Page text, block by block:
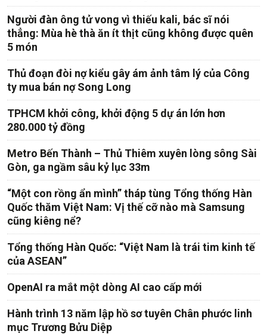
Người đàn ông tử vong vì thiếu kali, bác sĩ nói
thẳng: Mùa hè thà ăn ít thịt cũng không được quên
5 món
Thủ đoạn đòi nợ kiểu gây ám ảnh tâm lý của Công
ty mua bán nợ Song Long
TPHCM khởi công, khởi động 5 dự án lớn hơn
280.000 tỷ đồng
Metro Bến Thành – Thủ Thiêm xuyên lòng sông Sài
Gòn, ga ngầm sâu kỷ lục 33m
“Một con rồng ẩn mình” tháp tùng Tổng thống Hàn
Quốc thăm Việt Nam: Vị thế cỡ nào mà Samsung
cũng kiêng nể?
Tổng thống Hàn Quốc: “Việt Nam là trái tim kinh tế
của ASEAN”
OpenAI ra mắt một dòng AI cao cấp mới
Hành trình 13 năm lập hồ sơ tuyên Chân phước linh
mục Trương Bửu Diệp